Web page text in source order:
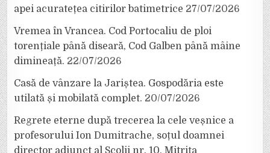
apei acuratețea citirilor batimetrice 27/07/2026
Vremea în Vrancea. Cod Portocaliu de ploi
torențiale până diseară, Cod Galben până mâine
dimineață. 22/07/2026
Casă de vânzare la Jariștea. Gospodăria este
utilată și mobilată complet. 20/07/2026
Regrete eterne după trecerea la cele veșnice a
profesorului Ion Dumitrache, soțul doamnei